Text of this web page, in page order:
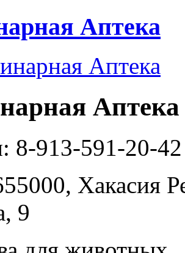
Аптека
Аптека
Аптека
8-913-591-20-42
Хакасия
9